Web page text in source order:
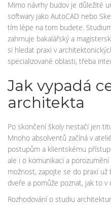
Mimo návrhy budov je důležité
softwary jako AutoCAD nebo
tím lépe na tom budete.
zahrnuje bakalářský a
si hledat praxi v
specializované oblasti, třeba
Jak vypadá
architekta
Po skončení školy nestačí jen
Mnoho absolventů začíná v
postupům a klientskému
ale i o komunikaci a
možnost, zapojte se do praxí
dveře a pomůže poznat, jak to v
Rozhodování o studiu